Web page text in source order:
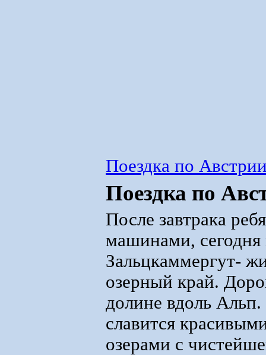
Поездка по
Поездка по
После завтрака
машинами,
Зальцкаммергут-
озерный край.
долине вдоль
славится
озерами с